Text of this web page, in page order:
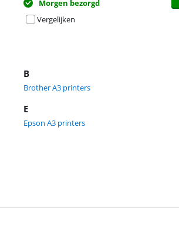
Morgen bezorgd
Vergelijken
B
Brother A3 printers
E
Epson A3 printers